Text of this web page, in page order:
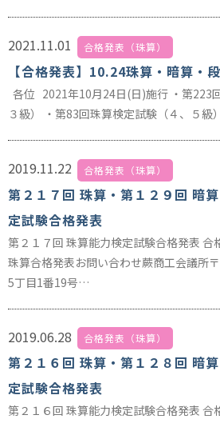
2021.11.01 合格発表（珠算）
【合格発表】10.24珠算・暗算・
各位 2021年10月24日(日)施行 ・第223
３級） ・第83回珠算検定試験（４、５級
2019.11.22 合格発表（珠算）
第２１７回 珠算・第１２９回 暗
定試験合格発表
第２１７回 珠算能力検定試験合格発表 合
珠算合格発表お問い合わせ蕨商工会議所
5丁目1番19号…
2019.06.28 合格発表（珠算）
第２１６回 珠算・第１２８回 暗
定試験合格発表
第２１６回 珠算能力検定試験合格発表 合